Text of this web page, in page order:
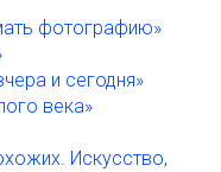
фотографию»
и сегодня»
века»
Искусство,